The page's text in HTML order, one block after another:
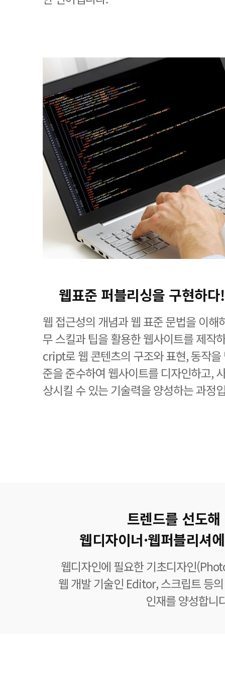
웹표준 퍼블리싱을 구현하다!
웹 접근성의 개념과 웹 표준 문법을 이해
무 스킬과 팁을 활용한 웹사이트를 제작
cript로 웹 콘텐츠의 구조와 표현, 동작
준을 준수하여 웹사이트를 디자인하고,
상시킬 수 있는 기술력을 양성하는 과정
트렌드를 선도해
웹디자이너·웹퍼블리셔
웹디자인에 필요한 기초디자인
웹 개발 기술인 Editor, 스크립트 등
인재를 양성합니